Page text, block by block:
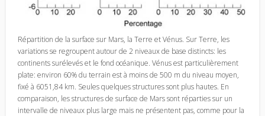
Répartition de la surface sur Mars, la Terre et Vénus. Sur Terre, les
variations se regroupent autour de 2 niveaux de base distincts: les
continents surélevés et le fond océanique. Vénus est particulièrement
plate: environ 60% du terrain est à moins de 500 m du niveau moyen,
fixé à 6051,84 km. Seules quelques structures sont plus hautes. En
comparaison, les structures de surface de Mars sont réparties sur un
intervalle de niveaux plus large mais ne présentent pas, comme pour la